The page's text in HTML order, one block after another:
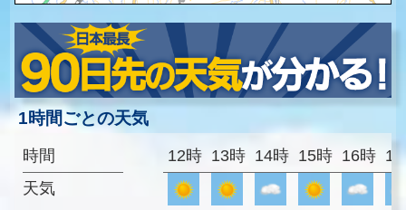
1時間ごとの天気
時間
天気
12時 13時 14時 15時 16時